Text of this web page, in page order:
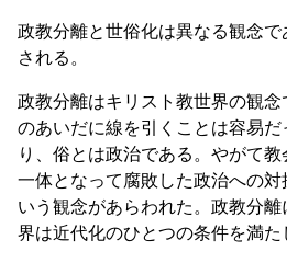
政教分離と世俗化は異なる観念
される。
政教分離はキリスト教世界の観
のあいだに線を引くことは容易
り、俗とは政治である。やがて
一体となって腐敗した政治への
いう観念があらわれた。政教分
界は近代化のひとつの条件を満た